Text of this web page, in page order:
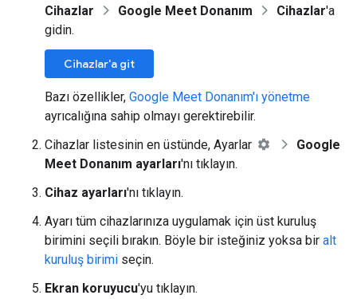
Cihazlar Google Meet Donanım Cihazlar'a
gidin.
Cihazlar'a git
Bazı özellikler, Google Meet Donanım'ı yönetme
ayrıcalığına sahip olmayı gerektirebilir.
Cihazlar listesinin en üstünde, Ayarlar
Google
Meet Donanım ayarları'nı tıklayın.
Cihaz ayarları'nı tıklayın.
Ayarı tüm cihazlarınıza uygulamak için üst kuruluş
birimini seçili bırakın. Böyle bir isteğiniz yoksa bir alt
kuruluş birimi seçin.
Ekran koruyucu'yu tıklayın.